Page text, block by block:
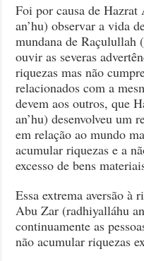
Abu
Zar
an’hu)
muda-
se
para
Shám
e
Rabadhah
Foi por causa de
an’hu) observar a vida
mundana de Raçulullah
ouvir as severas
riquezas mas não
relacionados com a
devem aos outros, que
an’hu) desenvolveu um
em relação ao mundo
acumular riquezas e a
excesso de bens
Essa extrema aversão à
Abu Zar (radhiyalláhu
continuamente as
não acumular riquezas